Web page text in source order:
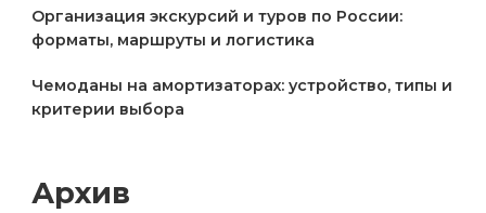
Организация экскурсий и туров по России:
форматы, маршруты и логистика
Чемоданы на амортизаторах: устройство, типы и
критерии выбора
Архив